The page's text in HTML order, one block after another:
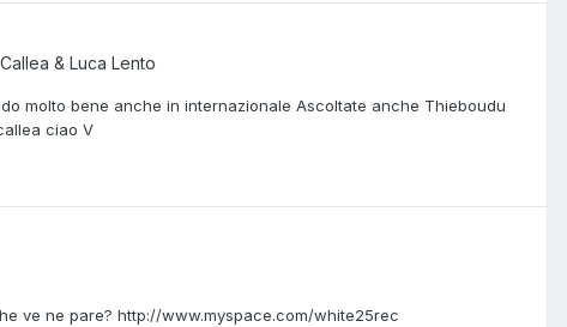
& Luca Lento
molto bene anche in internazionale Ascoltate anche Thieboudu
ciao V
ve ne pare? http://www.myspace.com/white25rec